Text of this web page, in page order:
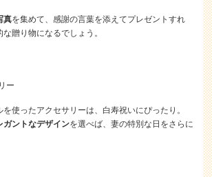
真を集めて、感謝の言葉を添えてプレゼントすれ
贈り物になるでしょう。
ー
使ったアクセサリーは、白寿祝いにぴったり。
ガントなデザインを選べば、妻の特別な日をさらに